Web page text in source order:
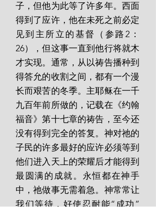
子，但他为此等了许多年。西面
得到了应许，他在未死之前必定
见到主所立的基督（参路2：
26），但这事一直到他行将就木
才实现。通常，从以祷告播种到
得答允的收割之间，都有一个漫
长而艰苦的冬季。主耶稣在一千
九百年前所做的，记载在《约翰
福音》第十七章的祷告，至今还
没有得到完全的答复。神对祂的
子民的许多最好的应许必须等到
他们进入天上的荣耀后才能得到
最圆满的成就。永恒都在神手
中，祂做事无需着急。神常常让
我们等待，好使忍耐能“成功”